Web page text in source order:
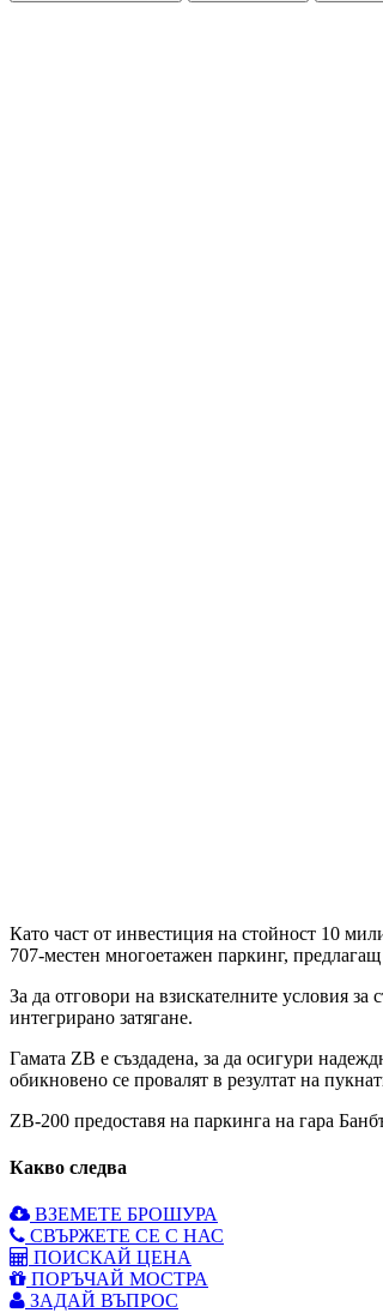
Като част от инвестиция на стойност 10
707-местен многоетажен паркинг,
За да отговори на взискателните условия
интегрирано затягане.
Гамата ZB е създадена, за да осигури
обикновено се провалят в резултат на
ZB-200 предоставя на паркинга на гара
Какво следва
ВЗЕМЕТЕ БРОШУРА
СВЪРЖЕТЕ СЕ С НАС
ПОИСКАЙ ЦЕНА
ПОРЪЧАЙ МОСТРА
ЗАДАЙ ВЪПРОС